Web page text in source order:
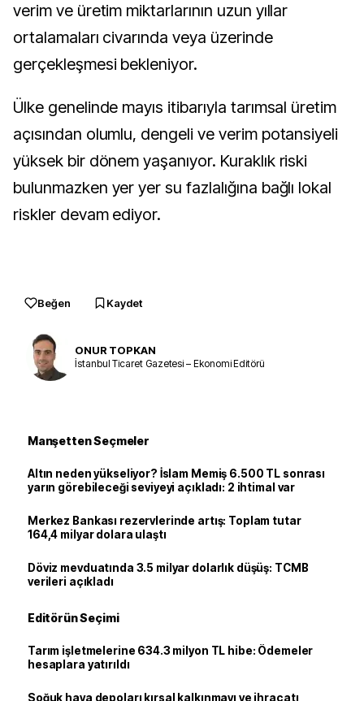
verim ve üretim miktarlarının uzun yıllar
ortalamaları civarında veya üzerinde
gerçekleşmesi bekleniyor.
Ülke genelinde mayıs itibarıyla tarımsal üretim
açısından olumlu, dengeli ve verim potansiyeli
yüksek bir dönem yaşanıyor. Kuraklık riski
bulunmazken yer yer su fazlalığına bağlı lokal
riskler devam ediyor.
Beğen Kaydet
ONUR TOPKAN
İstanbul Ticaret Gazetesi – Ekonomi Editörü
Manşetten Seçmeler
Altın neden yükseliyor? İslam Memiş 6.500 TL sonrası
yarın görebileceği seviyeyi açıkladı: 2 ihtimal var
Merkez Bankası rezervlerinde artış: Toplam tutar
164,4 milyar dolara ulaştı
Döviz mevduatında 3.5 milyar dolarlık düşüş: TCMB
verileri açıkladı
Editörün Seçimi
Tarım işletmelerine 634.3 milyon TL hibe: Ödemeler
hesaplara yatırıldı
Soğuk hava depoları kırsal kalkınmayı ve ihracatı